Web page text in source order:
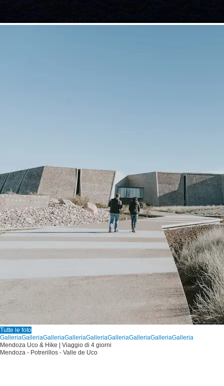
Tutte le foto
GalleriaGalleriaGalleriaGalleriaGalleriaGalleriaGalleriaGalleriaGalleria
Mendoza Uco & Hike | Viaggio di 4 giorni
Mendoza - Potrerillos - Valle de Uco